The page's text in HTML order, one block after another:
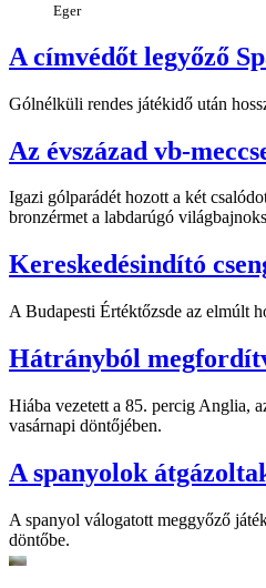
Eger
A címvédőt legyőző
Gólnélküli rendes játékidő után
Az évszázad vb-
Igazi gólparádét hozott a két
bronzérmet a labdarúgó
Kereskedésindító
A Budapesti Értéktőzsde az elmúlt
Hátrányból
Hiába vezetett a 85. percig Anglia,
vasárnapi döntőjében.
A spanyolok
A spanyol válogatott meggyőző
döntőbe.